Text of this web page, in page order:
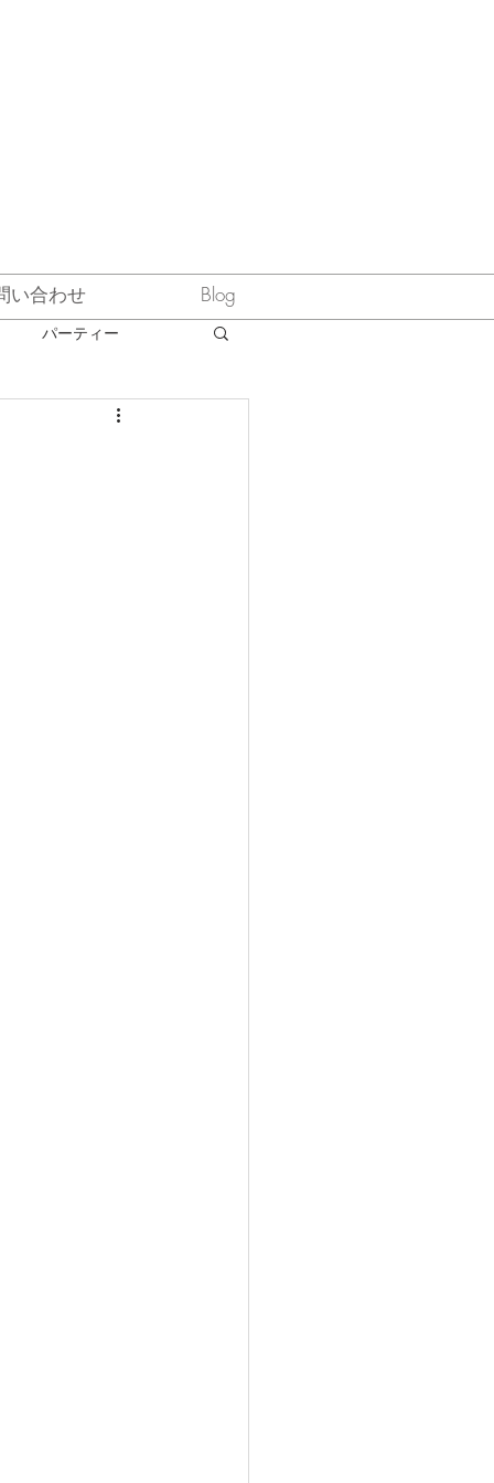
パーティー
ペシャルご紹介
い合わせ Blog